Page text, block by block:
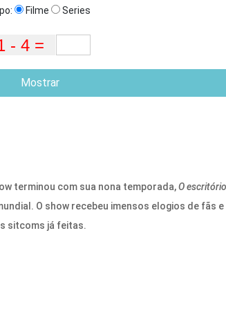
Filme Series
Mostrar
terminou com sua nona temporada,O escritório
O show recebeu imensos elogios de fãs
sitcoms já feitas.